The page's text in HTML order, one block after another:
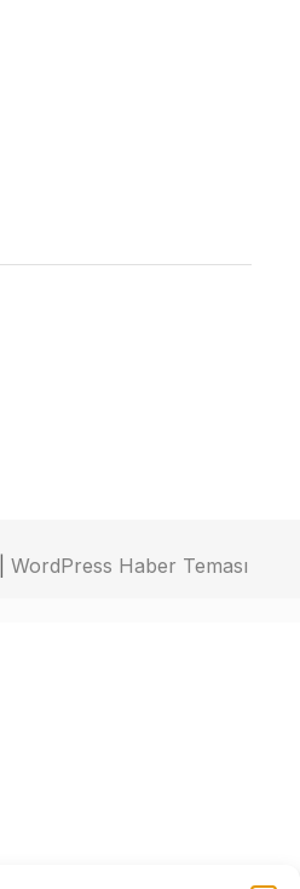
WordPress Haber Teması